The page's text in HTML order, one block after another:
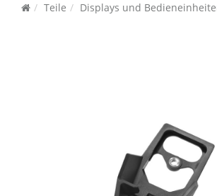
Teile Displays und